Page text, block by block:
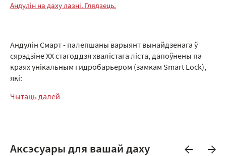
Андулін на даху лазні. Глядзець.
Андулін Смарт - палепшаны варыянт вынайдзенага ў
сярэдзіне XX стагоддзя хвалістага ліста, дапоўнены па
краях унікальным гидробарьером (замкам Smart Lock),
які:
Чытаць далей
Аксэсуары для вашай даху